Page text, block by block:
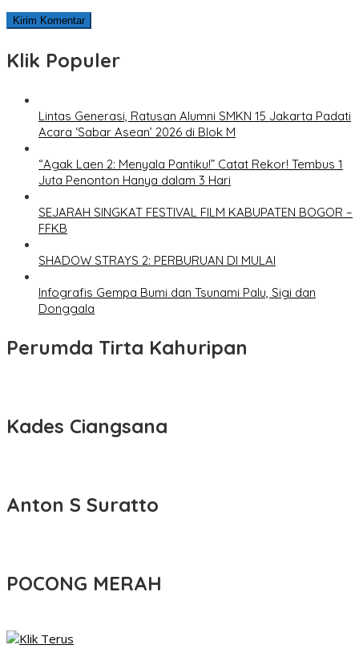
Klik Populer
Lintas Generasi, Ratusan Alumni SMKN 15 Jakarta Padati
Acara ‘Sabar Asean’ 2026 di Blok M
“Agak Laen 2: Menyala Pantiku!” Catat Rekor! Tembus 1
Juta Penonton Hanya dalam 3 Hari
SEJARAH SINGKAT FESTIVAL FILM KABUPATEN BOGOR –
FFKB
SHADOW STRAYS 2: PERBURUAN DI MULAI
Infografis Gempa Bumi dan Tsunami Palu, Sigi dan
Donggala
Perumda Tirta Kahuripan
Kades Ciangsana
Anton S Suratto
POCONG MERAH